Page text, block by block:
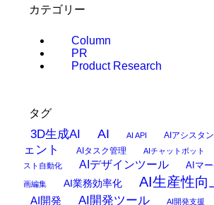
カテゴリー
Column
PR
Product Research
タグ
3D生成AI AI AI API AIアシスタン
ェント
AIタスク管理 AIチャットボット
スト自動化
AIデザインツール AIマ
画編集 AI業務効率化 AI生産性向
AI開発 AI開発ツール AI開発支援